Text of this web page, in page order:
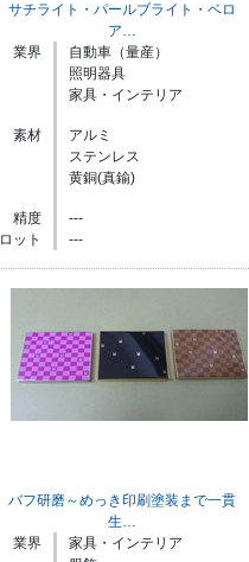
サチライト・パールブライト・ベロ
ア…
業界
自動車（量産）
照明器具
家具・インテリア
素材
アルミ
ステンレス
黄銅(真鍮)
精度
---
ロット
---
バフ研磨～めっき印刷塗装まで一貫
生…
業界
家具・インテリア